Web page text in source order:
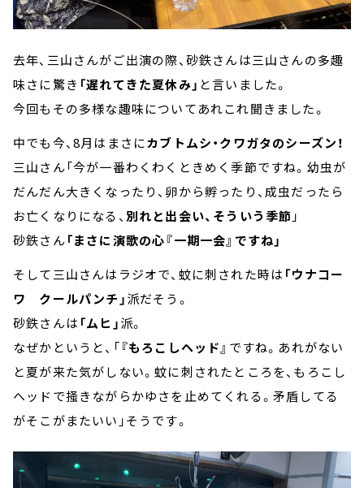
去年、三山さんがご出演の際、砂鉄さんは三山さんの多趣
味さに驚き 「遅れてきた夏休み」 と言いました。
今回もその多様な趣味についてあれこれ聞きました。
中でも今、8月はまさにカブトムシ・クワガタのシーズン！
三山さん「今が一番わくわくときめく季節ですね。幼虫が
だんだん大きくなったり、卵から孵ったり、成虫だったら
お亡くなりになる、 別れと出会い、そういう季節 」
砂鉄さん「まさに演歌の心『一期一会』ですね」
そして三山さんはラジオで、蚊に刺された時は 「ウナコー
ワ クールパンチ」派だそう。
砂鉄さんは 「ムヒ」派。
なぜかというと、「『もろこしヘッド』 ですね。あれがない
と夏が来た気がしない。蚊に刺されたところを、もろこし
ヘッドで掻きながらかゆさを止めてくれる。矛盾してる
がそこがまたいい」そうです。